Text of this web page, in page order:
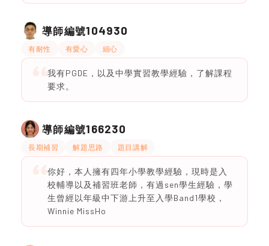
導師編號104930
有耐性 有愛心 細心
我有PGDE，以及中學實習教學經驗，了解課程
要求。
導師編號166230
長期補習 解題思路 題目講解
你好，本人擁有四年小學教學經驗，現時是入
校輔導以及補習班老師，有過sen學生經驗，學
生曾經以年級中下游上升至入學Band1學校，
Winnie MissHo